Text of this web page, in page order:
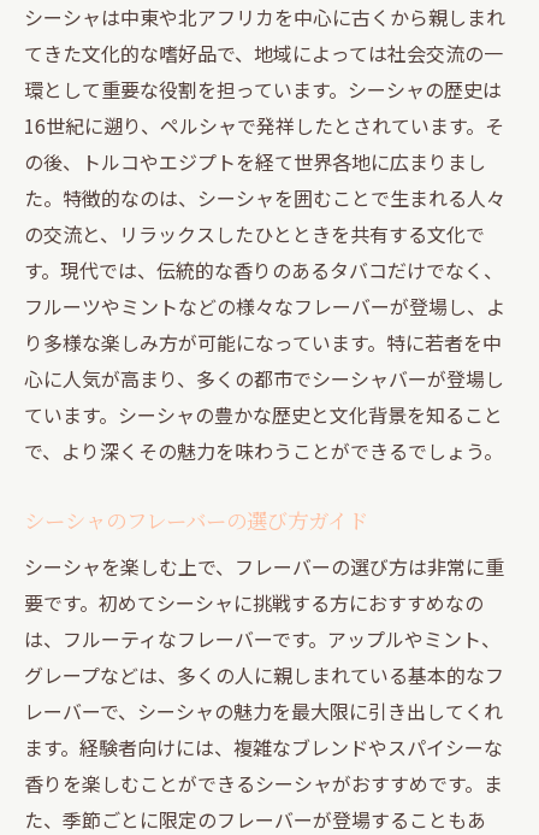
シーシャは中東や北アフリカを中心に古くから親しまれ
てきた文化的な嗜好品で、地域によっては社会交流の一
環として重要な役割を担っています。シーシャの歴史は
16世紀に遡り、ペルシャで発祥したとされています。そ
の後、トルコやエジプトを経て世界各地に広まりまし
た。特徴的なのは、シーシャを囲むことで生まれる人々
の交流と、リラックスしたひとときを共有する文化で
す。現代では、伝統的な香りのあるタバコだけでなく、
フルーツやミントなどの様々なフレーバーが登場し、よ
り多様な楽しみ方が可能になっています。特に若者を中
心に人気が高まり、多くの都市でシーシャバーが登場し
ています。シーシャの豊かな歴史と文化背景を知ること
で、より深くその魅力を味わうことができるでしょう。
シーシャのフレーバーの選び方ガイド
シーシャを楽しむ上で、フレーバーの選び方は非常に重
要です。初めてシーシャに挑戦する方におすすめなの
は、フルーティなフレーバーです。アップルやミント、
グレープなどは、多くの人に親しまれている基本的なフ
レーバーで、シーシャの魅力を最大限に引き出してくれ
ます。経験者向けには、複雑なブレンドやスパイシーな
香りを楽しむことができるシーシャがおすすめです。ま
た、季節ごとに限定のフレーバーが登場することもあ